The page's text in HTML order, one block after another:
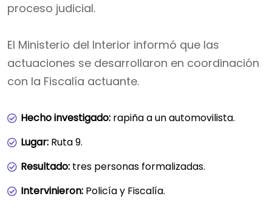
proceso judicial.
El Ministerio del Interior informó que las
actuaciones se desarrollaron en coordinación
con la Fiscalía actuante.
Hecho investigado: rapiña a un automovilista.
Lugar: Ruta 9.
Resultado: tres personas formalizadas.
Intervinieron: Policía y Fiscalía.